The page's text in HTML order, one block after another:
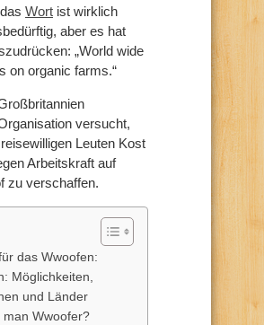
Wort ist wirklich
aber es hat
„World wide
on organic farms.“
versucht,
Leuten Kost
Arbeitskraft auf
zu verschaffen.
das Wwoofen:
Möglichkeiten,
und Länder
man Wwoofer?